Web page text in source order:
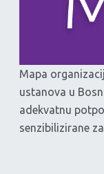
Mapa
ustanova u
adekvatnu
senzibilizirane